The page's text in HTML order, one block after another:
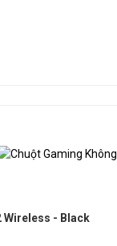
Wireless - Black